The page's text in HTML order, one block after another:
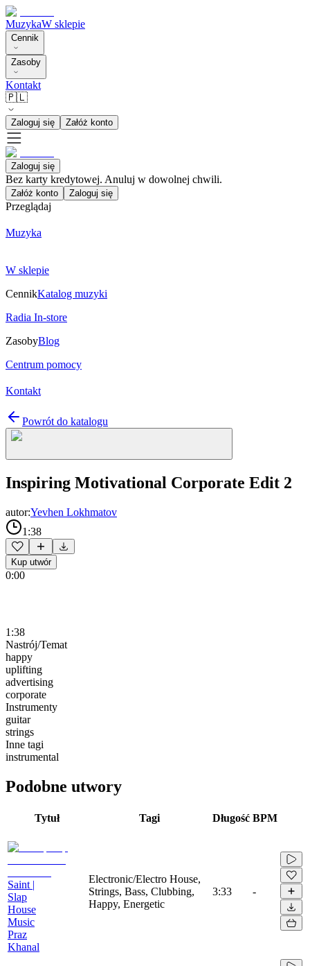
MuzykaW sklepie
Cennik
Zasoby
Kontakt
🇵🇱
Zaloguj się Załóż konto
Zaloguj się
Bez karty kredytowej. Anuluj w dowolnej chwili.
Załóż konto Zaloguj się
Przeglądaj
Muzyka
W sklepie
CennikKatalog muzyki
Radia In-store
ZasobyBlog
Centrum pomocy
Kontakt
Powrót do katalogu
Inspiring Motivational Corporate Edit 2
autor:Yevhen Lokhmatov
1:38
Kup utwór
0:00
1:38
Nastrój/Temat
happy
uplifting
advertising
corporate
Instrumenty
guitar
strings
Inne tagi
instrumental
Podobne utwory
Tytuł Tagi Długość BPM
Saint |
Slap
House
Music
Praz
Khanal
Electronic/Electro House,
Strings, Bass, Clubbing,
Happy, Energetic
3:33 -